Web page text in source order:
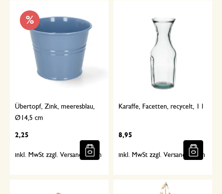
%
Übertopf, Zink, meeresblau,
Ø14,5 cm
2,25
inkl. MwSt zzgl. Versandkosten
Karaffe, Facetten, recycelt, 1 l
8,95
inkl. MwSt zzgl. Versandkosten